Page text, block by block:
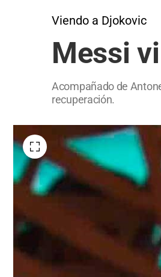
Viendo a Djokovic
Messi
Acompañado de
recuperación.